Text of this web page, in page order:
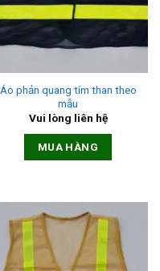
Áo phản quang tím than theo
mẫu
Vui lòng liên hệ
MUA HÀNG